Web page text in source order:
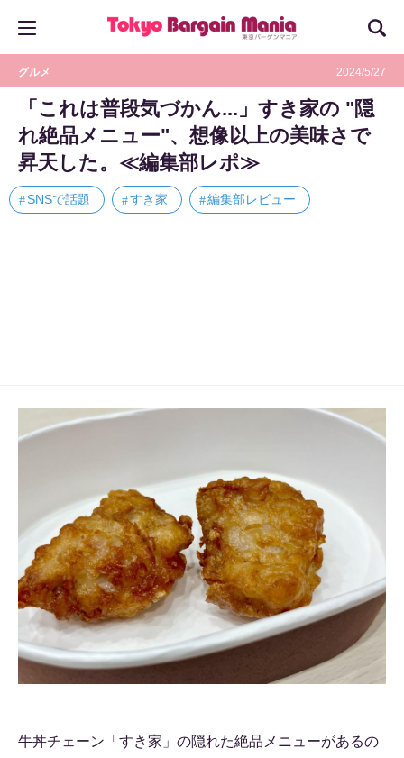
グルメ 2024/5/27
「これは普段気づかん...」すき家の "隠
れ絶品メニュー"、想像以上の美味さで
昇天した。≪編集部レポ≫
SNSで話題 すき家 編集部レビュー
牛丼チェーン「すき家」の隠れた絶品メニューがあるの